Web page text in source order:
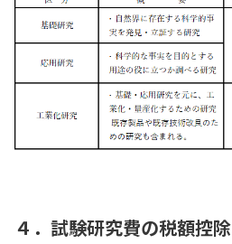
４．試験研究費の税額控除